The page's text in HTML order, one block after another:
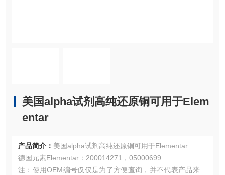
美国alpha试剂高纯还原铜可用于Elem
entar
产品简介： 美国alpha试剂高纯还原铜可用于Elementar
德国元素Elementar：200014271，05000699
注：使用OEM编号仅仅是为了方便查询，并不代表产品来自